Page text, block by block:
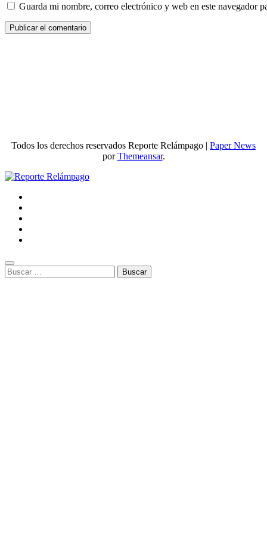
Guarda mi nombre, correo electrónico y web en este navegador
Todos los derechos reservados Reporte Relámpago | Paper News
porThemeansar.
Buscar: